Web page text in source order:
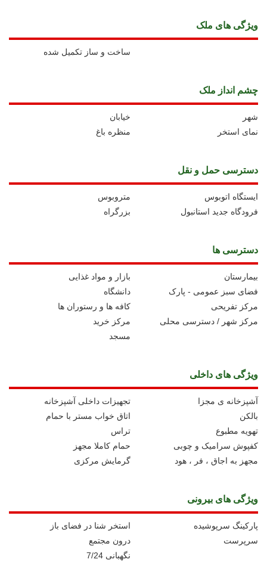
ويژگی های ملک
ساخت و ساز تکمیل شده
چشم انداز ملک
خیابان
شهر
منظره باغ
نمای استخر
دسترسی حمل و نقل
متروبوس
ايستگاه اتوبوس
بزرگراه
فرودگاه جدید استانبول
دسترسی ها
بازار و مواد غذایی
بیمارستان
دانشگاه
فضای سبز عمومی - پارک
کافه ها و رستوران ها
مرکز تفریحی
مرکز خرید
مرکز شهر / دسترسی محلی
مسجد
ویژگی های داخلی
تجهیزات داخلی آشپزخانه
آشپزخانه ی مجزا
اتاق خواب مستر با حمام
بالکن
تراس
تهویه مطبوع
حمام کاملا مجهز
کفپوش سرامیک و چوبی
گرمایش مرکزی
مجهز به اجاق ، فر ، هود
ویژگی های بیرونی
استخر شنا در فضای باز
پارکینگ سرپوشیده
درون مجتمع
سرپرست
نگهبانی 7/24